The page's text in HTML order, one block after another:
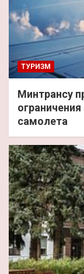
ТУРИЗМ
Минтрансу
самолета